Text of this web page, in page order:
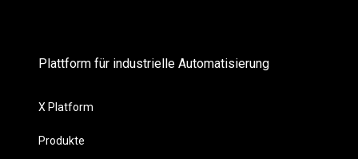
Plattform für industrielle Automatisierung
X Platform
Produkte